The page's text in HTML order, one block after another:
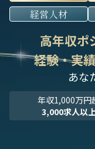
経営人材
高年収ポ
経験・実
あな
年収1,000万円
3,000求人以